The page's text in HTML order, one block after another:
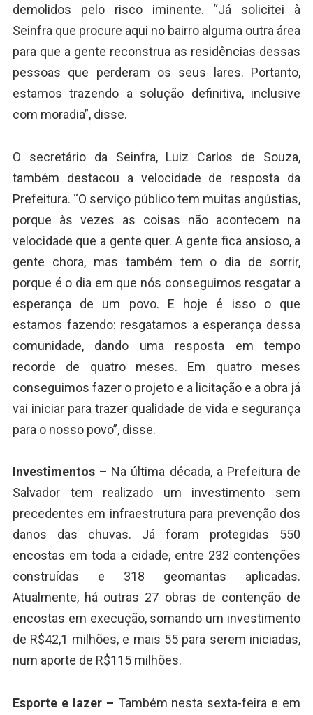
demolidos pelo risco iminente. “Já solicitei à
Seinfra que procure aqui no bairro alguma outra área
para que a gente reconstrua as residências dessas
pessoas que perderam os seus lares. Portanto,
estamos trazendo a solução definitiva, inclusive
com moradia”, disse.
O secretário da Seinfra, Luiz Carlos de Souza,
também destacou a velocidade de resposta da
Prefeitura. “O serviço público tem muitas angústias,
porque às vezes as coisas não acontecem na
velocidade que a gente quer. A gente fica ansioso, a
gente chora, mas também tem o dia de sorrir,
porque é o dia em que nós conseguimos resgatar a
esperança de um povo. E hoje é isso o que
estamos fazendo: resgatamos a esperança dessa
comunidade, dando uma resposta em tempo
recorde de quatro meses. Em quatro meses
conseguimos fazer o projeto e a licitação e a obra já
vai iniciar para trazer qualidade de vida e segurança
para o nosso povo”, disse.
Investimentos – Na última década, a Prefeitura de
Salvador tem realizado um investimento sem
precedentes em infraestrutura para prevenção dos
danos das chuvas. Já foram protegidas 550
encostas em toda a cidade, entre 232 contenções
construídas e 318 geomantas aplicadas.
Atualmente, há outras 27 obras de contenção de
encostas em execução, somando um investimento
de R$42,1 milhões, e mais 55 para serem iniciadas,
num aporte de R$115 milhões.
Esporte e lazer – Também nesta sexta-feira e em